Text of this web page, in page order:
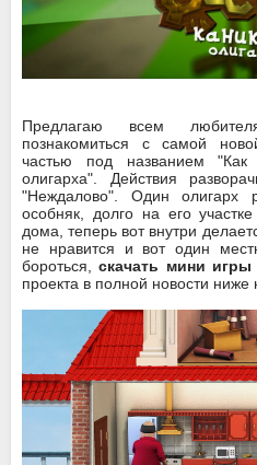
Предлагаю всем
познакомиться с самой
частью под названием "Как
олигарха". Действия
"Неждалово". Один олигарх
особняк, долго на его
дома, теперь вот внутри
не нравится и вот один
бороться,скачать мини игры
проекта в полной новости ниже